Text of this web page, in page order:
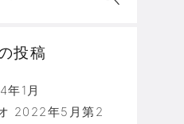
投稿
年1月
2022年5月第2